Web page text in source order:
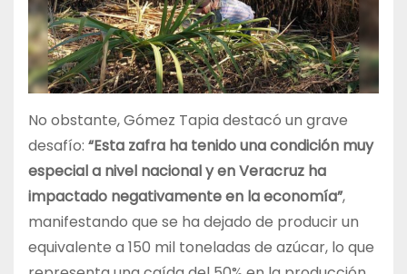
No obstante, Gómez Tapia destacó un grave
desafío: “Esta zafra ha tenido una condición muy
especial a nivel nacional y en Veracruz ha
impactado negativamente en la economía”,
manifestando que se ha dejado de producir un
equivalente a 150 mil toneladas de azúcar, lo que